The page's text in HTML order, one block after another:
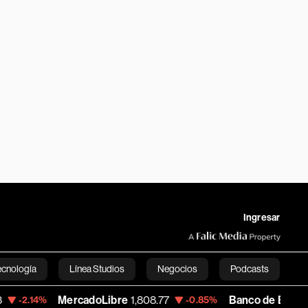
Ingresar
Línea Studios Negocios Podcasts
English
MercadoLibre 1,808.77 -0.85% Banco de Bogota